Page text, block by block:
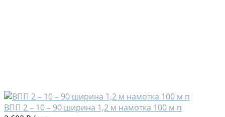
ВПП 2 – 10 – 90 ширина 1,2 м намотка 100 м п